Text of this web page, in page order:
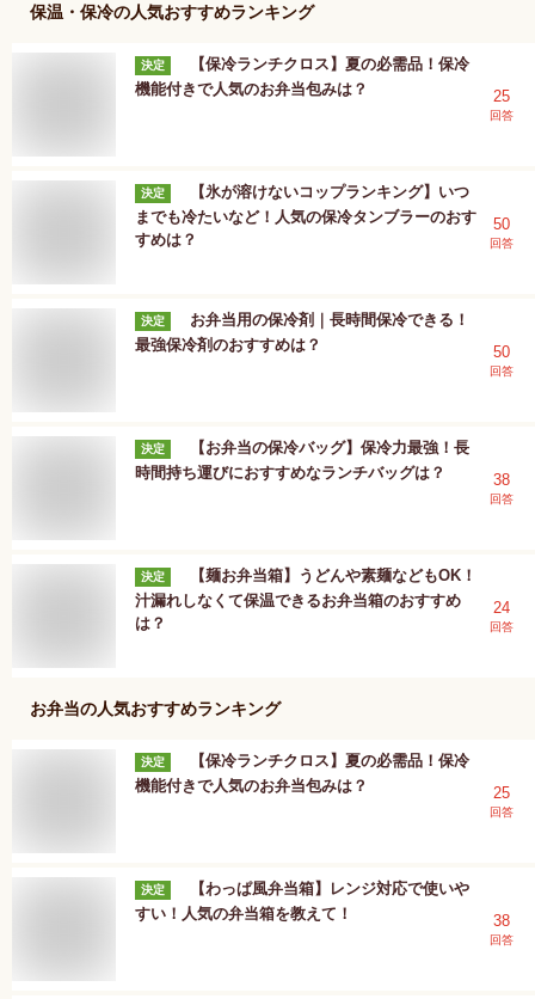
保温・保冷の人気おすすめランキング
決定
【保冷ランチクロス】夏の必需品！保冷
機能付きで人気のお弁当包みは？
25
回答
決定
【氷が溶けないコップランキング】いつ
までも冷たいなど！人気の保冷タンブラーのおす
すめは？
50
回答
決定
お弁当用の保冷剤｜長時間保冷できる！
最強保冷剤のおすすめは？
50
回答
決定
【お弁当の保冷バッグ】保冷力最強！長
時間持ち運びにおすすめなランチバッグは？
38
回答
決定
【麺お弁当箱】うどんや素麺などもOK！
汁漏れしなくて保温できるお弁当箱のおすすめ
は？
24
回答
お弁当の人気おすすめランキング
決定
【保冷ランチクロス】夏の必需品！保冷
機能付きで人気のお弁当包みは？
25
回答
決定
【わっぱ風弁当箱】レンジ対応で使いや
すい！人気の弁当箱を教えて！
38
回答